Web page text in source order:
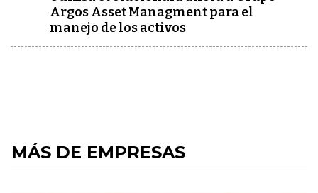
Argos Asset Managment para el
manejo de los activos
MÁS DE EMPRESAS